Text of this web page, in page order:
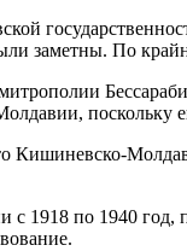
заметны. По
поскольку
с 1918 по 1940